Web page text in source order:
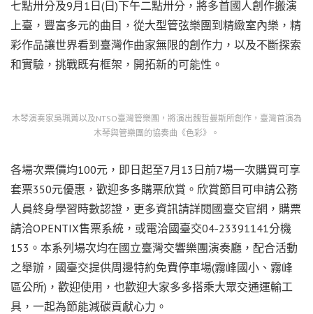
七點卅分及9月1日(日)下午二點卅分，將多首國人創作搬演
上臺，豐富多元的曲目，從大型管弦樂團到精緻室內樂，精
彩作品讓世界看到臺灣作曲家無限的創作力，以及不斷探索
和實驗，挑戰既有框架，開拓新的可能性。
木琴演奏家吳珮菁以及NTSO臺灣管樂團，將演出魏哲曼斯所創作，臺灣首演為
木琴與管樂團的協奏曲《色彩》。
各場次票價均100元，即日起至7月13日前7場一次購買可享
套票350元優惠，歡迎多多購票欣賞。欣賞節目可申請公務
人員終身學習時數認證，更多資訊請詳閱國臺交官網，購票
請洽OPENTIX售票系統，或電洽國臺交04-23391141分機
153。本系列場次均在國立臺灣交響樂團演奏廳，配合活動
之舉辦，國臺交提供周邊特約免費停車場(霧峰國小、霧峰
區公所)，歡迎使用，也歡迎大家多多搭乘大眾交通運輸工
具，一起為節能減碳貢獻心力。